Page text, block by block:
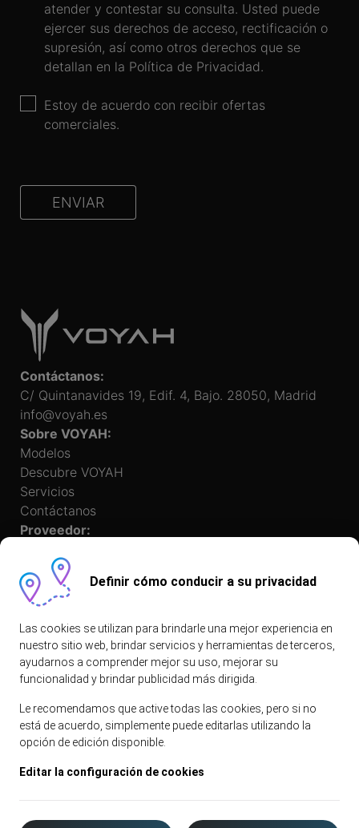
atender y contestar su consulta. Usted puede
ejercer sus derechos de acceso, rectificación o
supresión, así como otros derechos que se
detallan en la Política de Privacidad.
Estoy de acuerdo con recibir ofertas
comerciales.
ENVIAR
Contáctanos:
C/ Quintanavides 19, Edif. 4, Bajo. 28050, Madrid
info@voyah.es
Sobre VOYAH:
Modelos
Descubre VOYAH
Servicios
Contáctanos
Proveedor:
© 2026 VOYAH. All rights reserved
Política de Privacidad
Avisos legales
Política de Cookies
Definir cómo conducir a su privacidad
Las cookies se utilizan para brindarle una mejor experiencia en
nuestro sitio web, brindar servicios y herramientas de terceros,
ayudarnos a comprender mejor su uso, mejorar su
funcionalidad y brindar publicidad más dirigida.
Le recomendamos que active todas las cookies, pero si no
está de acuerdo, simplemente puede editarlas utilizando la
opción de edición disponible.
Editar la configuración de cookies